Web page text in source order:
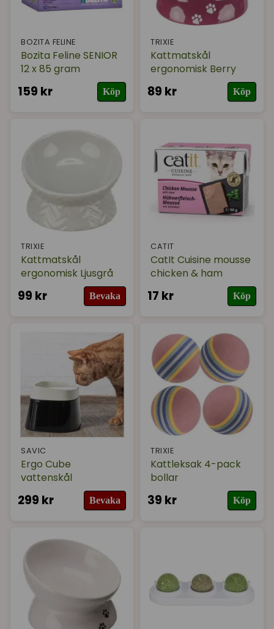
BOZITA FELINE
Bozita Feline SENIOR
12 x 85 gram
159 kr Köp
TRIXIE
Kattmatskål
ergonomisk Berry
89 kr Köp
TRIXIE
Kattmatskål
ergonomisk Ljusgrå
99 kr Bevaka
CATIT
CatIt Cuisine mousse
chicken & ham
17 kr Köp
SAVIC
Ergo Cube
vattenskål
299 kr Bevaka
TRIXIE
Kattleksak 4-pack
bollar
39 kr Köp